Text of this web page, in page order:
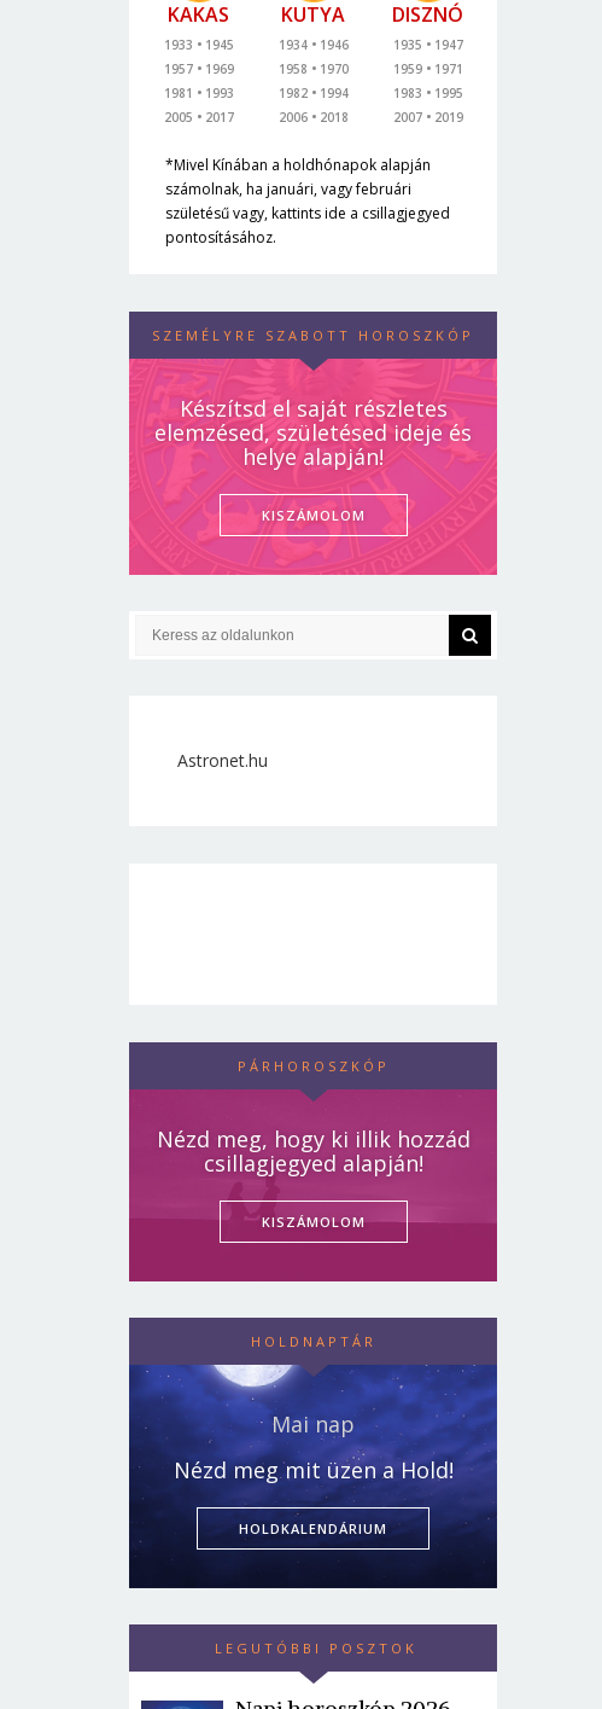
KAKAS
1933
1945
1957
1969
1981
1993
2005
2017
KUTYA
1934
1946
1958
1970
1982
1994
2006
2018
DISZNÓ
1935
1947
1959
1971
1983
1995
2007
2019
*Mivel Kínában a holdhónapok alapján
számolnak, ha januári, vagy februári
születésű vagy, kattints ide a csillagjegyed
pontosításához.
SZEMÉLYRE SZABOTT HOROSZKÓP
Készítsd el saját részletes
elemzésed, születésed ideje és
helye alapján!
KISZÁMOLOM
Astronet.hu
PÁRHOROSZKÓP
Nézd meg, hogy ki illik hozzád
csillagjegyed alapján!
KISZÁMOLOM
HOLDNAPTÁR
Mai nap
Nézd meg mit üzen a Hold!
HOLDKALENDÁRIUM
LEGUTÓBBI POSZTOK